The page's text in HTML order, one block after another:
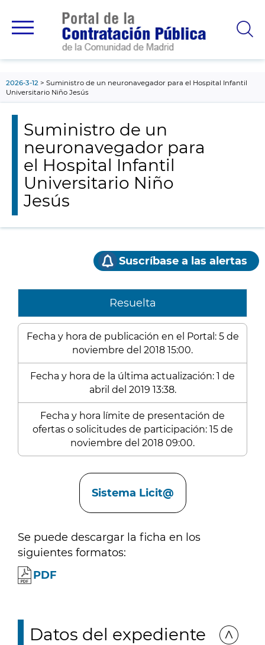
principal
2026-3-12
Suministro de un neuronavegador para el Hospital Infantil
Universitario Niño Jesús
Suministro de un
neuronavegador para
el Hospital Infantil
Universitario Niño
Jesús
Suscríbase a las alertas
Resuelta
Fecha y hora de publicación en el Portal: 5 de
noviembre del 2018 15:00.
Fecha y hora de la última actualización: 1 de
abril del 2019 13:38.
Fecha y hora límite de presentación de
ofertas o solicitudes de participación: 15 de
noviembre del 2018 09:00.
Sistema Licit@
Se puede descargar la ficha en los
siguientes formatos:
PDF
Datos del expediente